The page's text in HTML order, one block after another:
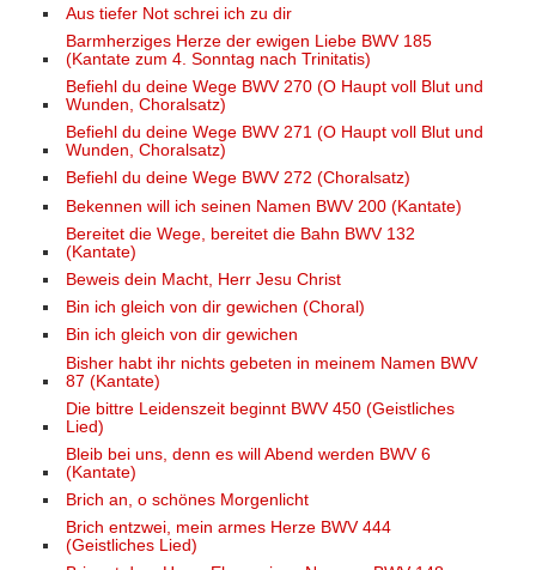
Aus tiefer Not schrei ich zu dir
Barmherziges Herze der ewigen Liebe BWV 185
(Kantate zum 4. Sonntag nach Trinitatis)
Befiehl du deine Wege BWV 270 (O Haupt voll Blut und
Wunden, Choralsatz)
Befiehl du deine Wege BWV 271 (O Haupt voll Blut und
Wunden, Choralsatz)
Befiehl du deine Wege BWV 272 (Choralsatz)
Bekennen will ich seinen Namen BWV 200 (Kantate)
Bereitet die Wege, bereitet die Bahn BWV 132
(Kantate)
Beweis dein Macht, Herr Jesu Christ
Bin ich gleich von dir gewichen (Choral)
Bin ich gleich von dir gewichen
Bisher habt ihr nichts gebeten in meinem Namen BWV
87 (Kantate)
Die bittre Leidenszeit beginnt BWV 450 (Geistliches
Lied)
Bleib bei uns, denn es will Abend werden BWV 6
(Kantate)
Brich an, o schönes Morgenlicht
Brich entzwei, mein armes Herze BWV 444
(Geistliches Lied)